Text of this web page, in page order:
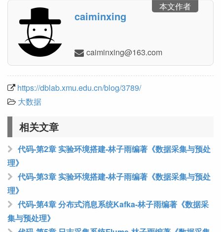
本文作者
caiminxing
moc.361@gnixnimiac
https://dblab.xmu.edu.cn/blog/3789/
大数据
相关文章
代码-第2章 实验环境搭建-林子雨编著《数据采集与预处
理》
代码-第3章 实验环境搭建-林子雨编著《数据采集与预处
理》
代码-第4章 分布式消息系统Kafka-林子雨编著《数据采
集与预处理》